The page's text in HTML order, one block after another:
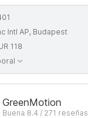
Intl AP, Budapest
118
GreenMotion
Buena 8.4 / 271 reseñas